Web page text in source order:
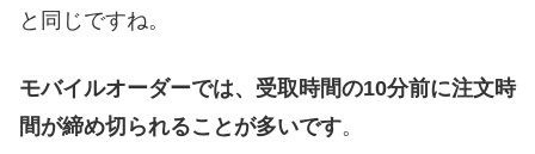
と同じですね。
モバイルオーダーでは、受取時間の10分前に注文時
間が締め切られることが多いです。